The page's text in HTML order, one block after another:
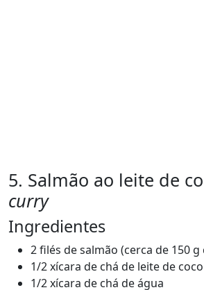
5. Salmão ao leite de
curry
Ingredientes
2 filés de salmão (cerca de 150 g
1/2 xícara de chá de leite de coco
1/2 xícara de chá de água